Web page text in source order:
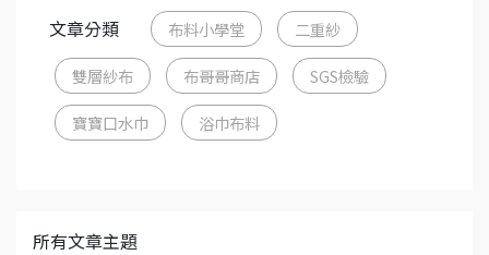
文章分類 布料小學堂 二重紗
雙層紗布 布哥哥商店 SGS檢驗
寶寶口水巾 浴巾布料
所有文章主題